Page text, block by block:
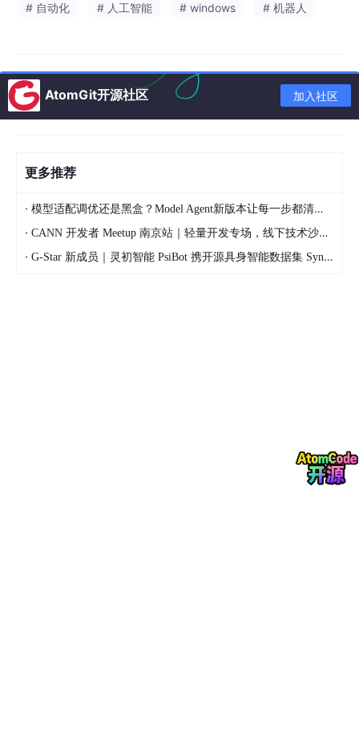
# 自动化 # 人工智能 # windows # 机器人
AtomGit开源社区 加入社区
更多推荐
· 模型适配调优还是黑盒？Model Agent新版本让每一步都清晰可见
· CANN 开发者 Meetup 南京站｜轻量开发专场，线下技术沙龙正式开启报名
· G-Star 新成员｜灵初智能 PsiBot 携开源具身智能数据集 SynData 入驻 AtomGit